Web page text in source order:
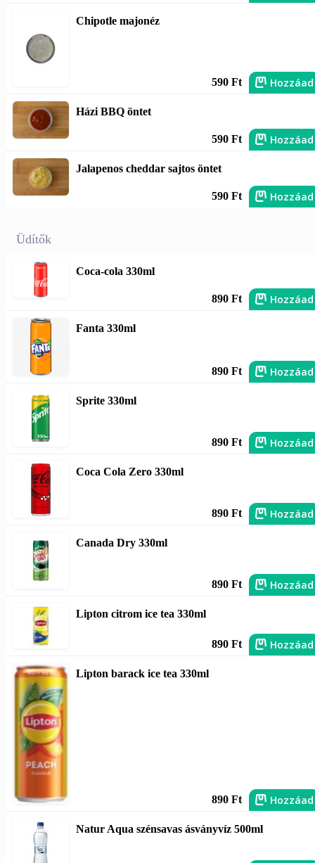
Chipotle majonéz
590 Ft Hozzáad
Házi BBQ öntet
590 Ft Hozzáad
Jalapenos cheddar sajtos öntet
590 Ft Hozzáad
Üdítők
Coca-cola 330ml
890 Ft Hozzáad
Fanta 330ml
890 Ft Hozzáad
Sprite 330ml
890 Ft Hozzáad
Coca Cola Zero 330ml
890 Ft Hozzáad
Canada Dry 330ml
890 Ft Hozzáad
Lipton citrom ice tea 330ml
890 Ft Hozzáad
Lipton barack ice tea 330ml
890 Ft Hozzáad
Natur Aqua szénsavas ásványvíz 500ml